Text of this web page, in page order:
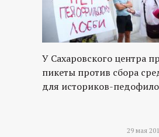
У Сахаровского центра
пикеты против сбора
для историков-
29 мая